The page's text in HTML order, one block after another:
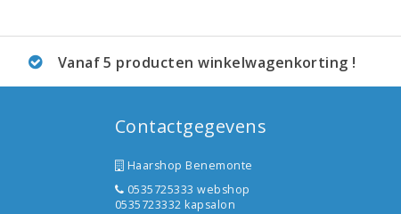
Vanaf 5 producten winkelwagenkorting !
Contactgegevens
Haarshop Benemonte
0535725333 webshop
0535723332 kapsalon